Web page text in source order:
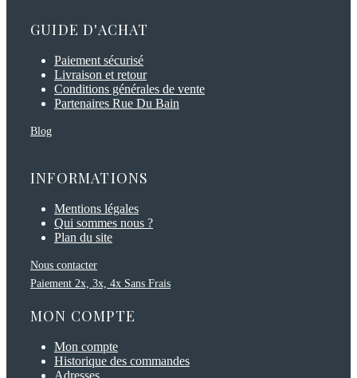
GUIDE D'ACHAT
Paiement sécurisé
Livraison et retour
Conditions générales de vente
Partenaires Rue Du Bain
Blog
INFORMATIONS
Mentions légales
Qui sommes nous ?
Plan du site
Nous contacter
Paiement 2x, 3x, 4x Sans Frais
MON COMPTE
Mon compte
Historique des commandes
Adresses